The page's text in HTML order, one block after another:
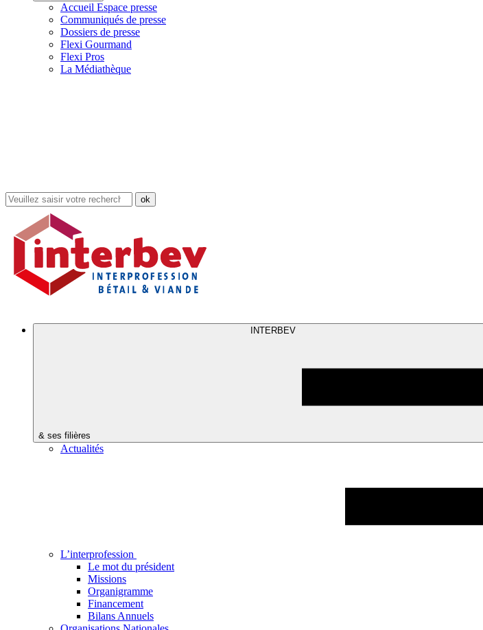
Accueil Espace presse
Communiqués de presse
Dossiers de presse
Flexi Gourmand
Flexi Pros
La Médiathèque
Rechercher
dans
site
INTERBEV
& ses filières
Actualités
L’interprofession
Le mot du président
Missions
Organigramme
Financement
Bilans Annuels